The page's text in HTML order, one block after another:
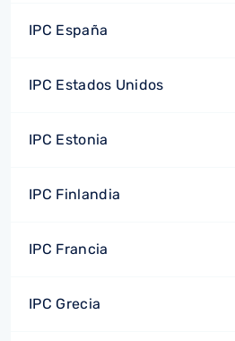
IPC España
IPC Estados Unidos
IPC Estonia
IPC Finlandia
IPC Francia
IPC Grecia